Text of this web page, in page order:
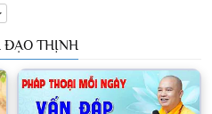
ĐẠO THỊNH